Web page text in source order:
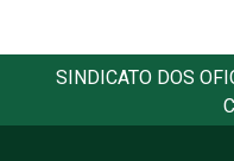
SINDICATO DOS